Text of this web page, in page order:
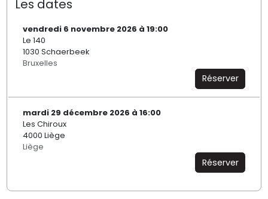
Les dates
vendredi 6 novembre 2026 à 19:00
Le 140
1030 Schaerbeek
Bruxelles
Réserver
mardi 29 décembre 2026 à 16:00
Les Chiroux
4000 Liège
Liège
Réserver